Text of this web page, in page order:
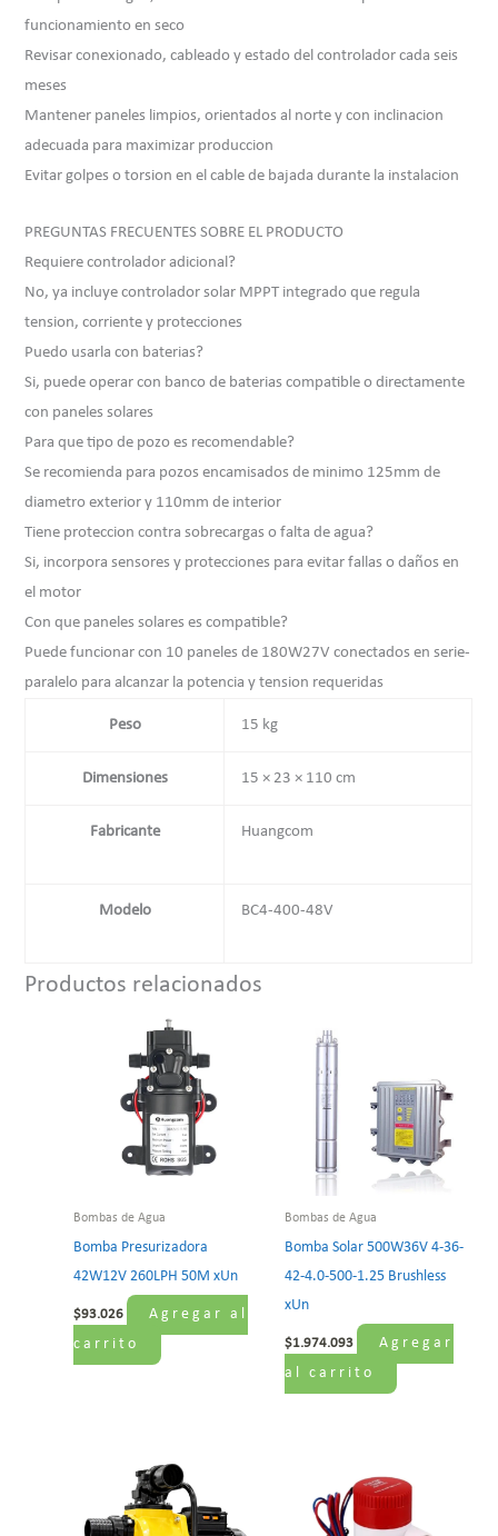
funcionamiento en seco
Revisar conexionado, cableado y estado del controlador cada seis
meses
Mantener paneles limpios, orientados al norte y con inclinacion
adecuada para maximizar produccion
Evitar golpes o torsion en el cable de bajada durante la instalacion
PREGUNTAS FRECUENTES SOBRE EL PRODUCTO
Requiere controlador adicional?
No, ya incluye controlador solar MPPT integrado que regula
tension, corriente y protecciones
Puedo usarla con baterias?
Si, puede operar con banco de baterias compatible o directamente
con paneles solares
Para que tipo de pozo es recomendable?
Se recomienda para pozos encamisados de minimo 125mm de
diametro exterior y 110mm de interior
Tiene proteccion contra sobrecargas o falta de agua?
Si, incorpora sensores y protecciones para evitar fallas o daños en
el motor
Con que paneles solares es compatible?
Puede funcionar con 10 paneles de 180W27V conectados en serie-
paralelo para alcanzar la potencia y tension requeridas
Peso 15 kg
Dimensiones 15 × 23 × 110 cm
Fabricante Huangcom
Modelo BC4-400-48V
Productos relacionados
Bombas de Agua
Bomba Presurizadora
42W12V 260LPH 50M xUn
$93.026
Agregar al
carrito
Bombas de Agua
Bomba Solar 500W36V 4-36-
42-4.0-500-1.25 Brushless
xUn
$1.974.093
Agregar
al carrito